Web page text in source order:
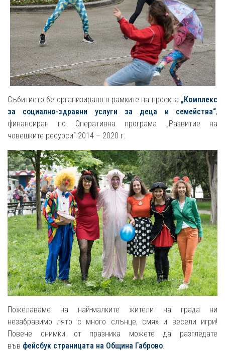
Събитието бе организирано в рамките на проекта „Комплекс
за социално-здравни услуги за деца и семейства“,
финансиран по Оперативна програма „Развитие на
човешките ресурси“ 2014 – 2020 г.
Пожелаваме на най-малките жители на града ни
незабравимо лято с много слънце, смях и весели игри!
Повече снимки от празника можете да разгледате
във фейсбук страницата на Община Габрово